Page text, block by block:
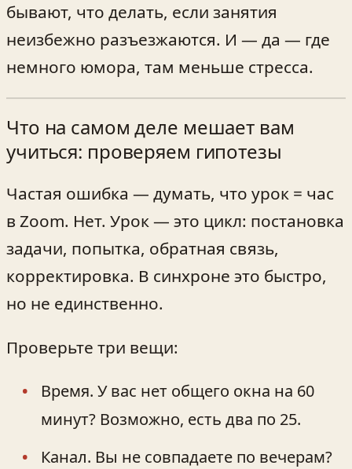
бывают, что делать, если занятия
неизбежно разъезжаются. И — да — где
немного юмора, там меньше стресса.
Что на самом деле мешает вам
учиться: проверяем гипотезы
Частая ошибка — думать, что урок = час
в Zoom. Нет. Урок — это цикл: постановка
задачи, попытка, обратная связь,
корректировка. В синхроне это быстро,
но не единственно.
Проверьте три вещи:
Время. У вас нет общего окна на 60
минут? Возможно, есть два по 25.
Канал. Вы не совпадаете по вечерам?